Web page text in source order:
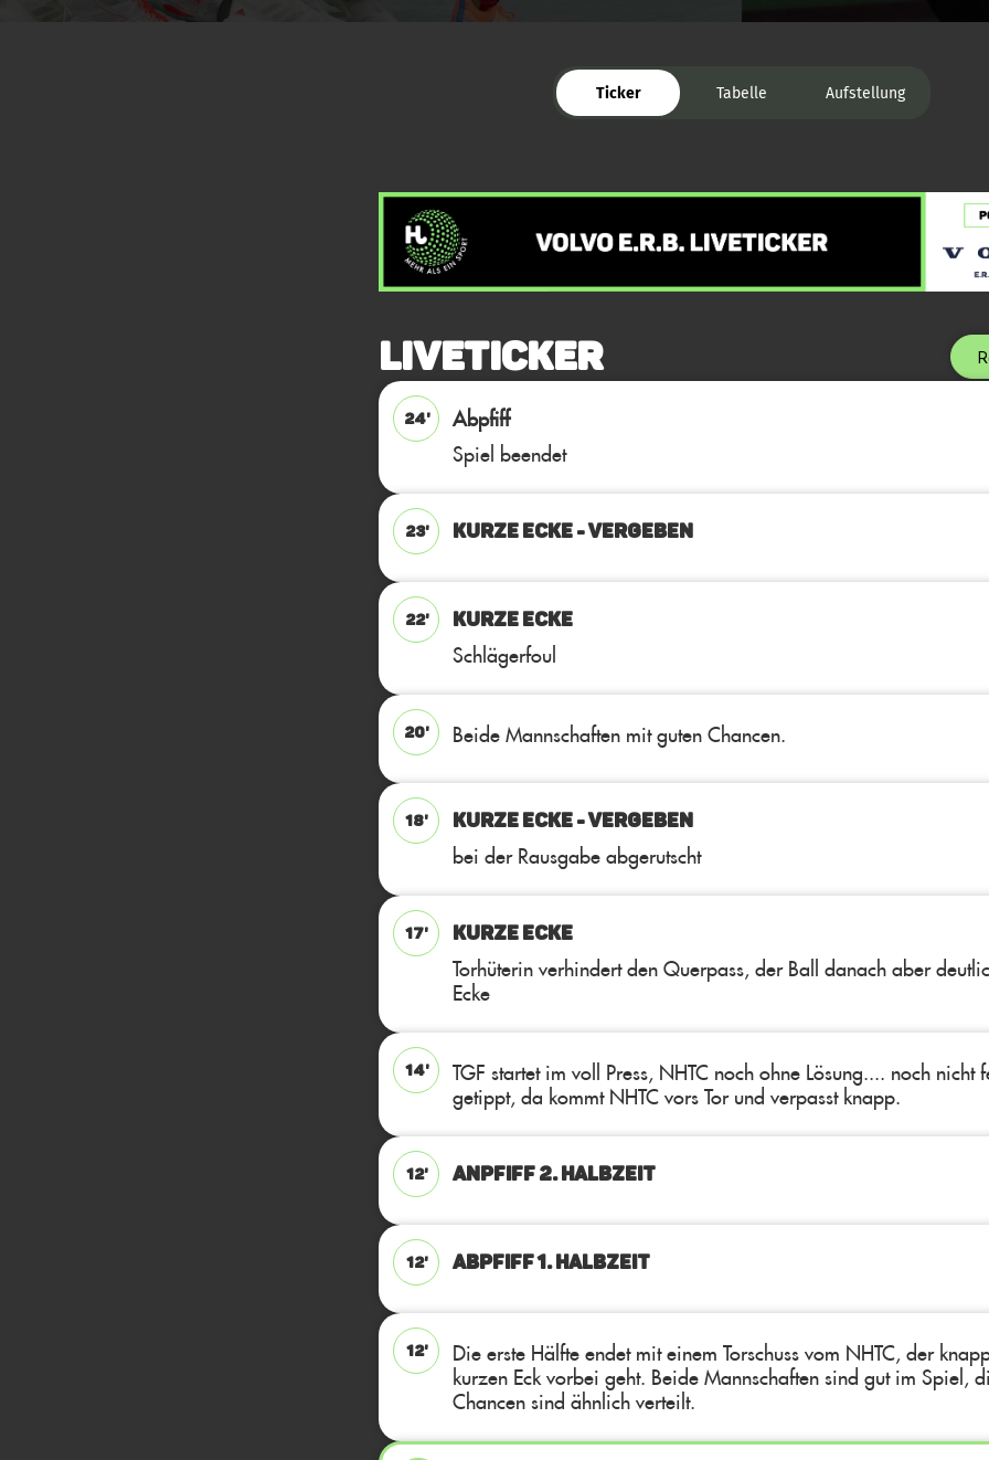
Ticker Tabelle Aufstellung
Liveticker
24'
Abpfiff
Spiel beendet
23' KURZE ECKE - VERGEBEN
22' KURZE ECKE
Schlägerfoul
20' Beide Mannschaften mit guten Chancen.
18' KURZE ECKE - VERGEBEN
bei der Rausgabe abgerutscht
17' KURZE ECKE
Torhüterin verhindert den Querpass, der Ball danach aber
Ecke
14'
TGF startet im voll Press, NHTC noch ohne Lösung.... noch nicht
getippt, da kommt NHTC vors Tor und verpasst knapp.
12' ANPFIFF 2. Halbzeit
12' ABPFIFF 1. Halbzeit
12'
Die erste Hälfte endet mit einem Torschuss vom NHTC, der
kurzen Eck vorbei geht. Beide Mannschaften sind gut im Spiel,
Chancen sind ähnlich verteilt.